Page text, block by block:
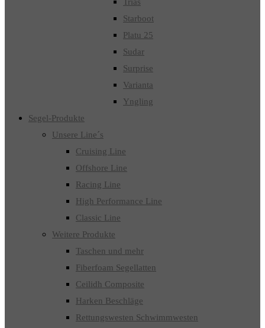
Starboot
Platu 25
Sudar
Surprise
Varianta
Yngling
Segel-Produkte
Unsere Line´s
Cruising Line
Offshore Line
Racing Line
High Performance Line
Classic Line
Weitere Produkte
Taschen und mehr
Fiberfoam Segellatten
Ceilidh Composite
Harken Beschläge
Rettungswesten Schwimmwesten